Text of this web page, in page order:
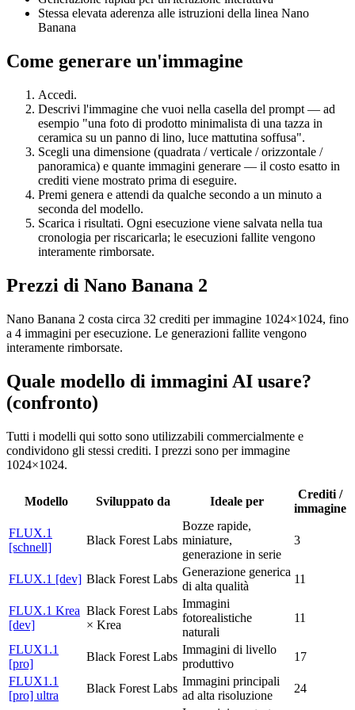
Stessa elevata aderenza alle istruzioni della linea Nano
Banana
Come generare un'immagine
Accedi.
Descrivi l'immagine che vuoi nella casella del prompt — ad
esempio "una foto di prodotto minimalista di una tazza in
ceramica su un panno di lino, luce mattutina soffusa".
Scegli una dimensione (quadrata / verticale / orizzontale /
panoramica) e quante immagini generare — il costo esatto in
crediti viene mostrato prima di eseguire.
Premi genera e attendi da qualche secondo a un minuto a
seconda del modello.
Scarica i risultati. Ogni esecuzione viene salvata nella tua
cronologia per riscaricarla; le esecuzioni fallite vengono
interamente rimborsate.
Prezzi di Nano Banana 2
Nano Banana 2 costa circa 32 crediti per immagine 1024×1024, fino
a 4 immagini per esecuzione. Le generazioni fallite vengono
interamente rimborsate.
Quale modello di immagini AI usare?
(confronto)
Tutti i modelli qui sotto sono utilizzabili commercialmente e
condividono gli stessi crediti. I prezzi sono per immagine
1024×1024.
Modello Sviluppato da Ideale per
Crediti /
immagine
FLUX.1
[schnell]
Black Forest Labs
Bozze rapide,
miniature,
generazione in serie
3
FLUX.1 [dev] Black Forest Labs
Generazione generica
di alta qualità
11
FLUX.1 Krea
[dev]
Black Forest Labs
× Krea
Immagini
fotorealistiche
naturali
11
FLUX1.1
[pro]
Black Forest Labs
Immagini di livello
produttivo
17
FLUX1.1
[pro] ultra
Black Forest Labs
Immagini principali
ad alta risoluzione
24